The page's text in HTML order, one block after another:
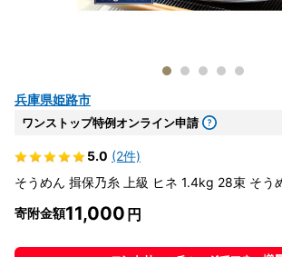
兵庫県姫路市
ワンストップ特例オンライン申請
5.0 (2件)
そうめん 揖保乃糸 上級 ヒネ 1.4kg 28束 そう
寄附金額11,000